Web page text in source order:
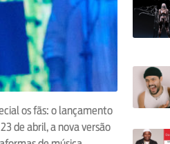
os fãs: o lançamento
de abril, a nova versão